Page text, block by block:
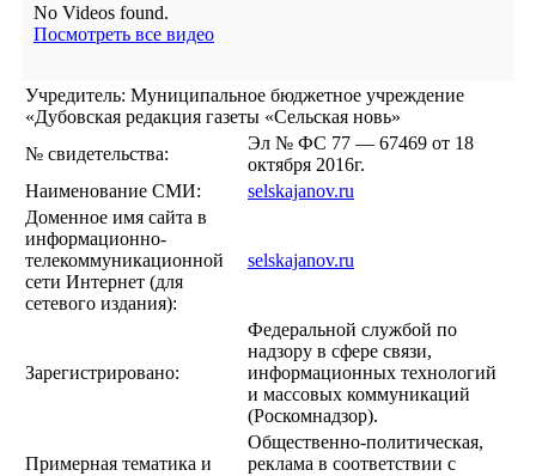
No Videos found.
Посмотреть все видео
Учредитель: Муниципальное бюджетное учреждение
«Дубовская редакция газеты «Сельская новь»
№ свидетельства:
Эл № ФС 77 — 67469 от 18
октября 2016г.
Наименование СМИ:
selskajanov.ru
Доменное имя сайта в
информационно-
телекоммуникационной
сети Интернет (для
сетевого издания):
selskajanov.ru
Зарегистрировано:
Федеральной службой по
надзору в сфере связи,
информационных технологий
и массовых коммуникаций
(Роскомнадзор).
Примерная тематика и
Общественно-политическая,
реклама в соответствии с